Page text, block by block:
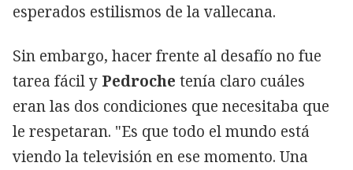
esperados estilismos de la vallecana.
Sin embargo, hacer frente al desafío no fue
tarea fácil y Pedroche tenía claro cuáles
eran las dos condiciones que necesitaba que
le respetaran. "Es que todo el mundo está
viendo la televisión en ese momento. Una